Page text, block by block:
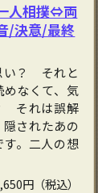
人相撲⇔両
/決意/最終
い？ それと
なくて、気
それは誤解
されたあの
。二人の想
円（税込）